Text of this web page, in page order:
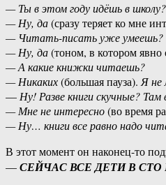
— Ты в этом году идёшь в школу?
— Ну, да(сразу теряет ко мне
— Читать-писать уже умеешь?
— Ну, да(тоном, в котором
— А какие книжки читаешь?
— Никаких(большая пауза).Я не
—Ну! Разве книги скучные?
— Мне не интересно(во время
— Ну… книги все равно надо
В этот момент он наконец-то
—СЕЙЧАС ВСЕ ДЕТИ В СТО